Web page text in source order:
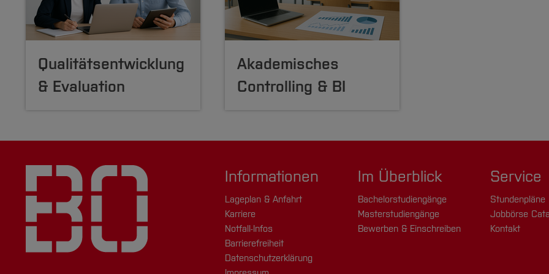
Qualitätsentwicklung
& Evaluation
Akademisches
Controlling & BI
Informationen
Lageplan & Anfahrt
Karriere
Notfall-Infos
Barrierefreiheit
Datenschutzerklärung
Im Überblick
Bachelorstudiengänge
Masterstudiengänge
Bewerben & Einschreiben
Service
Stundenpläne
Jobbörse
Kontakt